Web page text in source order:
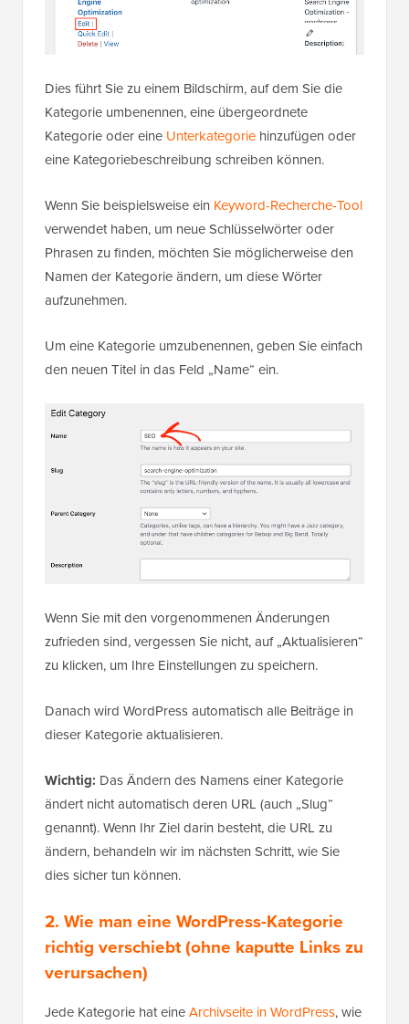
Dies führt Sie zu einem Bildschirm, auf dem Sie die
Kategorie umbenennen, eine übergeordnete
Kategorie oder eine Unterkategorie hinzufügen oder
eine Kategoriebeschreibung schreiben können.
Wenn Sie beispielsweise ein Keyword-Recherche-Tool
verwendet haben, um neue Schlüsselwörter oder
Phrasen zu finden, möchten Sie möglicherweise den
Namen der Kategorie ändern, um diese Wörter
aufzunehmen.
Um eine Kategorie umzubenennen, geben Sie einfach
den neuen Titel in das Feld „Name“ ein.
Wenn Sie mit den vorgenommenen Änderungen
zufrieden sind, vergessen Sie nicht, auf „Aktualisieren“
zu klicken, um Ihre Einstellungen zu speichern.
Danach wird WordPress automatisch alle Beiträge in
dieser Kategorie aktualisieren.
Wichtig: Das Ändern des Namens einer Kategorie
ändert nicht automatisch deren URL (auch „Slug“
genannt). Wenn Ihr Ziel darin besteht, die URL zu
ändern, behandeln wir im nächsten Schritt, wie Sie
dies sicher tun können.
2. Wie man eine WordPress-Kategorie
richtig verschiebt (ohne kaputte Links zu
verursachen)
Jede Kategorie hat eineArchivseite in WordPress, wie